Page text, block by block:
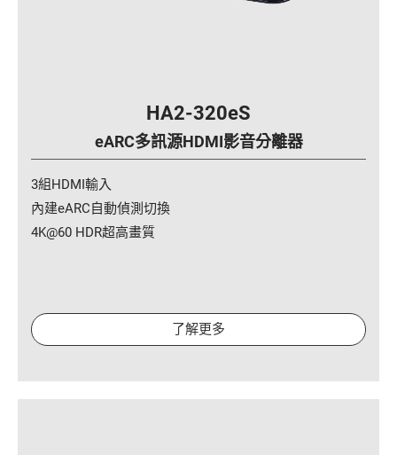
HA2-320eS
eARC多訊源HDMI影音分離器
3組HDMI輸入
內建eARC自動偵測切換
4K@60 HDR超高畫質
了解更多
English